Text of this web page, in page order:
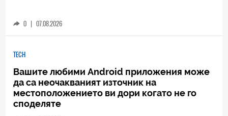
0 | 07.08.2026
TECH
Вашите любими Android приложения може
да са неочакваният източник на
местоположението ви дори когато не го
споделяте